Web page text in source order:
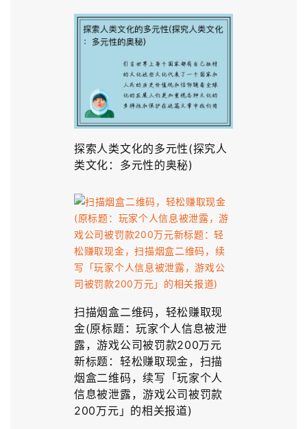
探索人类文化的多元性(探究人
类文化：多元性的奥秘)
扫描烟盒二维码，轻松赚取现
金(原标题：玩家个人信息被泄
露，游戏公司被罚款200万元
新标题：轻松赚取现金，扫描
烟盒二维码，续写「玩家个人
信息被泄露，游戏公司被罚款
200万元」的相关报道)